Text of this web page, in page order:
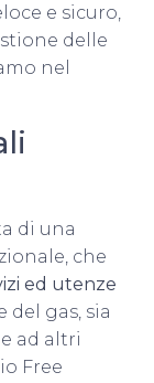
e sicuro,
delle
nel
di una
che
ed utenze
del gas, sia
ad altri
Free